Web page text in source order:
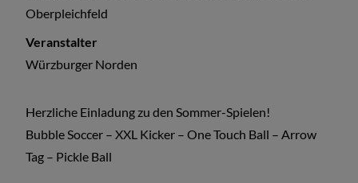
Herzliche Einladung zu den Sommer-Spielen!
Bubble Soccer – XXL Kicker – One Touch Ball – Arrow
Tag – Pickle Ball
Oberpleichfeld
Veranstalter
Würzburger Norden